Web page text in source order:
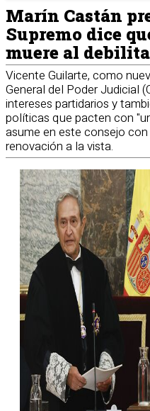
Marín Castán
Supremo dice
muere al
Vicente Guilarte, como
General del Poder Judicial
intereses partidarios y
políticas que pacten con
asume en este consejo
renovación a la vista.